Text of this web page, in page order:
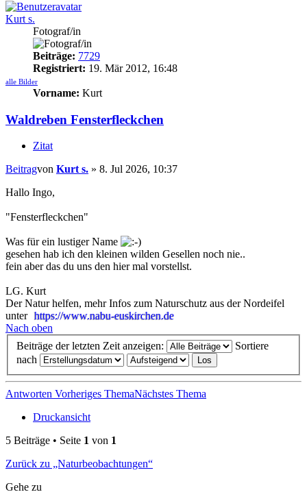
Kurt s.
Fotograf/in
Beiträge: 7729
Registriert: 19. Mär 2012, 16:48
alle Bilder
Vorname: Kurt
Waldreben Fensterfleckchen
Zitat
Beitragvon Kurt s. » 8. Jul 2026, 10:37
Hallo Ingo,
"Fensterfleckchen"
Was für ein lustiger Name
gesehen hab ich den kleinen wilden Gesellen noch nie..
fein aber das du uns den hier mal vorstellst.
LG. Kurt
Der Natur helfen, mehr Infos zum Naturschutz aus der Nordeifel
unter https://www.nabu-euskirchen.de
Nach oben
Beiträge der letzten Zeit anzeigen:
Sortiere
nach
Antworten Vorheriges ThemaNächstes Thema
Druckansicht
5 Beiträge • Seite 1 von 1
Zurück zu „Naturbeobachtungen“
Gehe zu